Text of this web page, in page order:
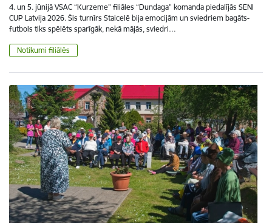
4. un 5. jūnijā VSAC “Kurzeme” filiāles “Dundaga” komanda piedalījās SENI
CUP Latvija 2026. Šis turnīrs Staicelē bija emocijām un sviedriem bagāts-
futbols tiks spēlēts sparīgāk, nekā mājās, sviedri…
Notikumi filiālēs